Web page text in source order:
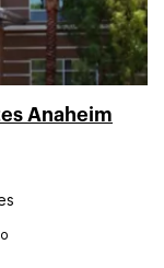
Anaheim